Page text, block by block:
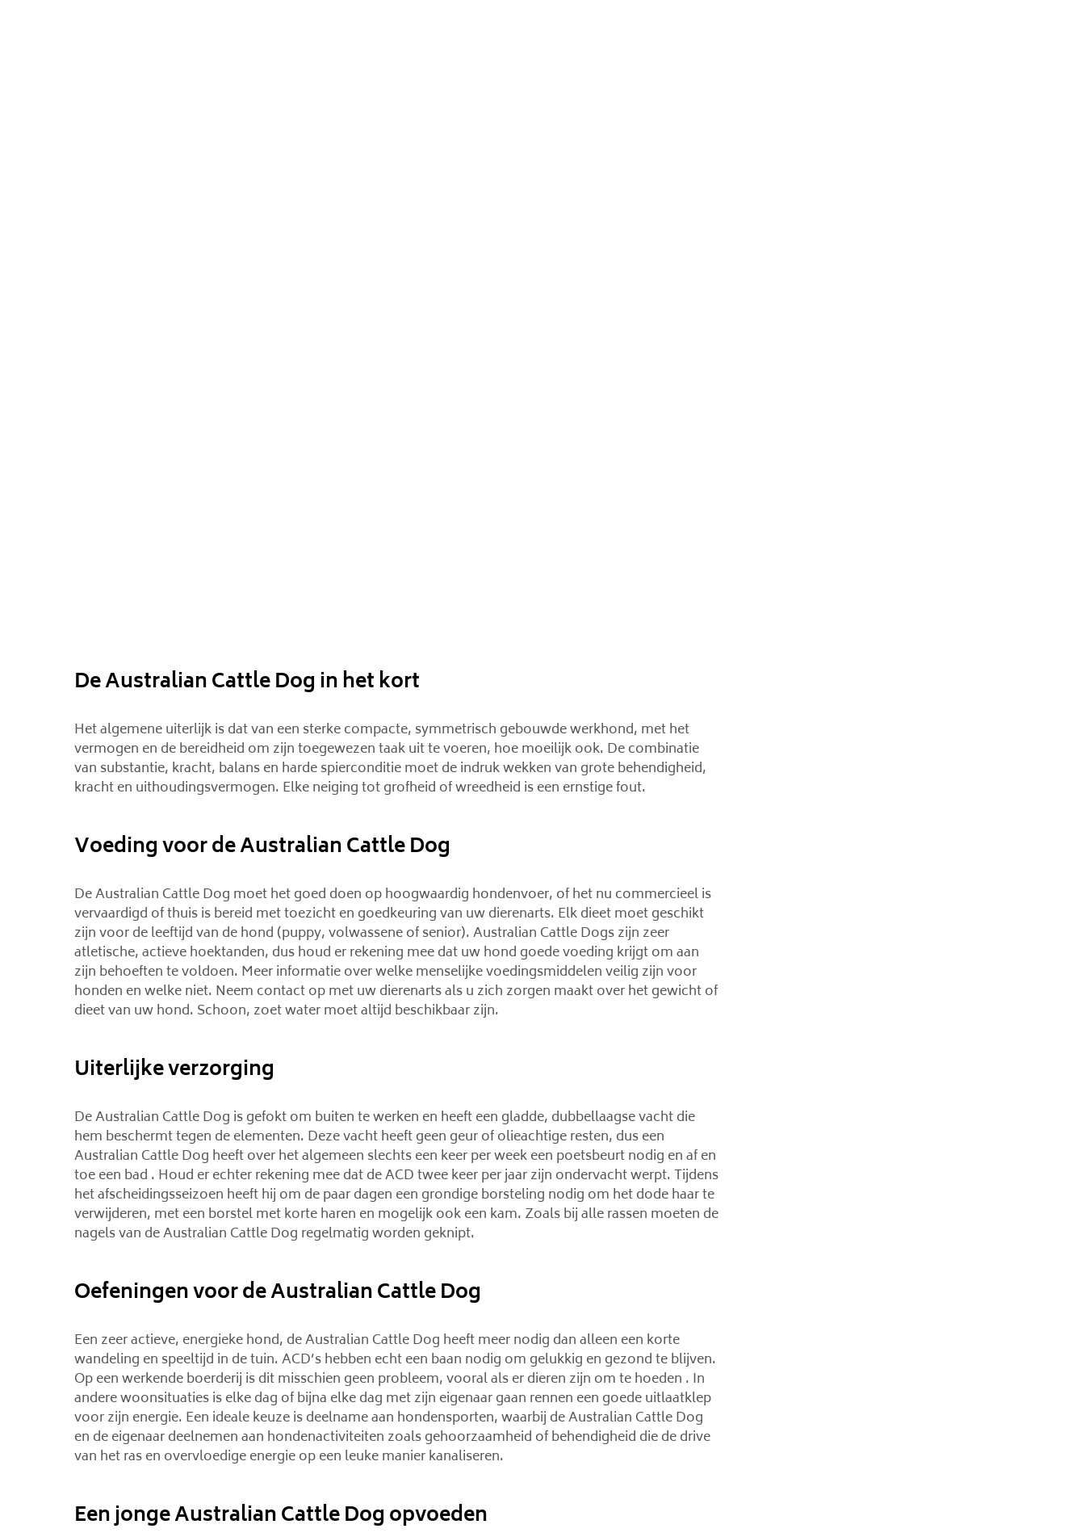
De Australian Cattle Dog in het kort
Het algemene uiterlijk is dat van een sterke compacte, symmetrisch gebouwde werkhond, met het
vermogen en de bereidheid om zijn toegewezen taak uit te voeren, hoe moeilijk ook. De combinatie
van substantie, kracht, balans en harde spierconditie moet de indruk wekken van grote behendigheid,
kracht en uithoudingsvermogen. Elke neiging tot grofheid of wreedheid is een ernstige fout.
Voeding voor de Australian Cattle Dog
De Australian Cattle Dog moet het goed doen op hoogwaardig hondenvoer, of het nu commercieel is
vervaardigd of thuis is bereid met toezicht en goedkeuring van uw dierenarts. Elk dieet moet geschikt
zijn voor de leeftijd van de hond (puppy, volwassene of senior). Australian Cattle Dogs zijn zeer
atletische, actieve hoektanden, dus houd er rekening mee dat uw hond goede voeding krijgt om aan
zijn behoeften te voldoen. Meer informatie over welke menselijke voedingsmiddelen veilig zijn voor
honden en welke niet. Neem contact op met uw dierenarts als u zich zorgen maakt over het gewicht of
dieet van uw hond. Schoon, zoet water moet altijd beschikbaar zijn.
Uiterlijke verzorging
De Australian Cattle Dog is gefokt om buiten te werken en heeft een gladde, dubbellaagse vacht die
hem beschermt tegen de elementen. Deze vacht heeft geen geur of olieachtige resten, dus een
Australian Cattle Dog heeft over het algemeen slechts een keer per week een poetsbeurt nodig en af ​​en
toe een bad . Houd er echter rekening mee dat de ACD twee keer per jaar zijn ondervacht werpt. Tijdens
het afscheidingsseizoen heeft hij om de paar dagen een grondige borsteling nodig om het dode haar te
verwijderen, met een borstel met korte haren en mogelijk ook een kam. Zoals bij alle rassen moeten de
nagels van de Australian Cattle Dog regelmatig worden geknipt.
Oefeningen voor de Australian Cattle Dog
Een zeer actieve, energieke hond, de Australian Cattle Dog heeft meer nodig dan alleen een korte
wandeling en speeltijd in de tuin. ACD’s hebben echt een baan nodig om gelukkig en gezond te blijven.
Op een werkende boerderij is dit misschien geen probleem, vooral als er dieren zijn om te hoeden . In
andere woonsituaties is elke dag of bijna elke dag met zijn eigenaar gaan rennen een goede uitlaatklep
voor zijn energie. Een ideale keuze is deelname aan hondensporten, waarbij de Australian Cattle Dog
en de eigenaar deelnemen aan hondenactiviteiten zoals gehoorzaamheid of behendigheid die de drive
van het ras en overvloedige energie op een leuke manier kanaliseren.
Een jonge Australian Cattle Dog opvoeden